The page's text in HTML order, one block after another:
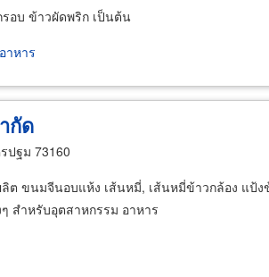
อบ ข้าวผัดพริก เป็นต้น
าหาร
กัด
ปฐม 73160
ต ขนมจีนอบแห้ง เส้นหมี่, เส้นหมี่ข้าวกล้อง แป้ง
สำหรับอุตสาหกรรม อาหาร